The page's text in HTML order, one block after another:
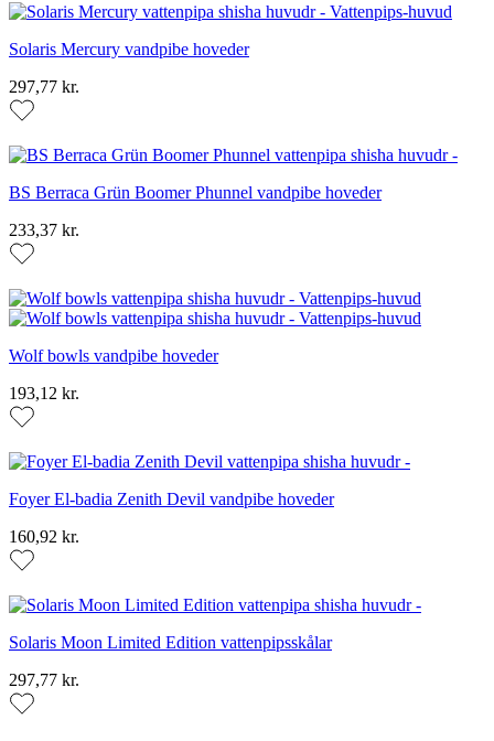
Solaris Mercury vandpibe hoveder
297,77 kr.
BS Berraca Grün Boomer Phunnel vandpibe hoveder
233,37 kr.
Wolf bowls vandpibe hoveder
193,12 kr.
Foyer El-badia Zenith Devil vandpibe hoveder
160,92 kr.
Solaris Moon Limited Edition vattenpipsskålar
297,77 kr.